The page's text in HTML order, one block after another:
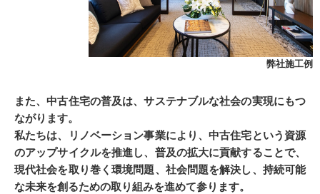
弊社施工例
また、中古住宅の普及は、サステナブルな社会の実現にもつ
ながります。
私たちは、リノベーション事業により、中古住宅という資源
のアップサイクルを推進し、普及の拡大に貢献することで、
現代社会を取り巻く環境問題、社会問題を解決し、持続可能
な未来を創るための取り組みを進めて参ります。